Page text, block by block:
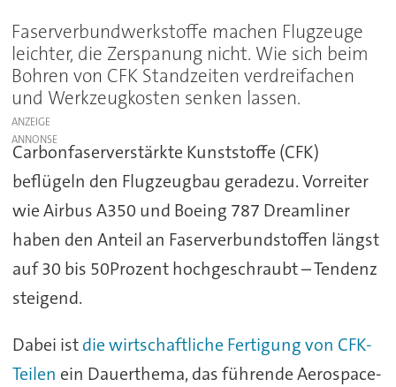
Faserverbundwerkstoffe machen Flugzeuge
leichter, die Zerspanung nicht. Wie sich beim
Bohren von CFK Standzeiten verdreifachen
und Werkzeugkosten senken lassen.
ANZEIGE
Carbonfaserverstärkte Kunststoffe (CFK)
beflügeln den Flugzeugbau geradezu. Vorreiter
wie Airbus A350 und Boeing 787 Dreamliner
haben den Anteil an Faserverbundstoffen längst
auf 30 bis 50Prozent hochgeschraubt – Tendenz
steigend.
Dabei istdie wirtschaftliche Fertigung von CFK-
Teilen ein Dauerthema, das führende Aerospace-